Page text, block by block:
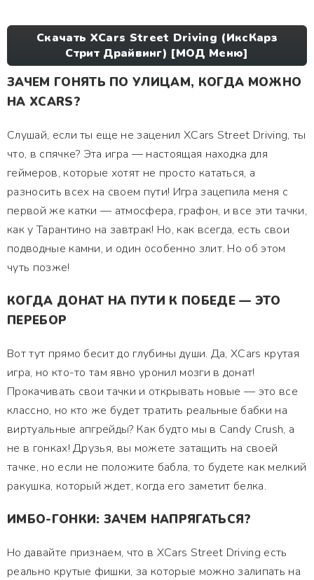
Скачать XCars Street Driving (ИксКарз
Стрит Драйвинг) [МОД Меню]
ЗАЧЕМ ГОНЯТЬ ПО УЛИЦАМ, КОГДА МОЖНО
НА XCARS?
Слушай, если ты еще не заценил XCars Street Driving, ты
что, в спячке? Эта игра — настоящая находка для
геймеров, которые хотят не просто кататься, а
разносить всех на своем пути! Игра зацепила меня с
первой же катки — атмосфера, графон, и все эти тачки,
как у Тарантино на завтрак! Но, как всегда, есть свои
подводные камни, и один особенно злит. Но об этом
чуть позже!
КОГДА ДОНАТ НА ПУТИ К ПОБЕДЕ — ЭТО
ПЕРЕБОР
Вот тут прямо бесит до глубины души. Да, XCars крутая
игра, но кто-то там явно уронил мозги в донат!
Прокачивать свои тачки и открывать новые — это все
классно, но кто же будет тратить реальные бабки на
виртуальные апгрейды? Как будто мы в Candy Crush, а
не в гонках! Друзья, вы можете затащить на своей
тачке, но если не положите бабла, то будете как мелкий
ракушка, который ждет, когда его заметит белка.
ИМБО-ГОНКИ: ЗАЧЕМ НАПРЯГАТЬСЯ?
Но давайте признаем, что в XCars Street Driving есть
реально крутые фишки, за которые можно залипать на